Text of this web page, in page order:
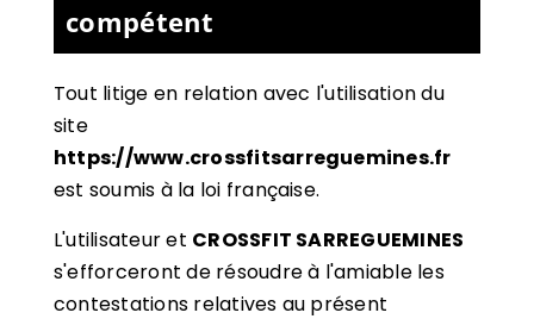
compétent
Tout litige en relation avec l'utilisation du
site
https://www.crossfitsarreguemines.fr
est soumis à la loi française.
L'utilisateur et CROSSFIT SARREGUEMINES
s'efforceront de résoudre à l'amiable les
contestations relatives au présent